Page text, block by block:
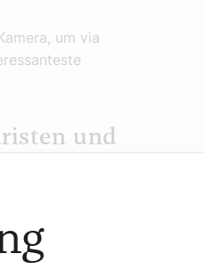
um via
und
alles so sein,
und man
Reisender.